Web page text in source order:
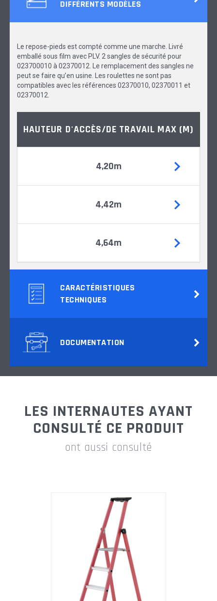
DIFFÉRENTS MODÈLES
Le repose-pieds est compté comme une marche. Livré
emballé sous film avec PLV. 2 sangles de sécurité pour
023700010 à 02370012. Le remplacement des sangles ne
peut se faire qu’en usine. Les roulettes ne sont pas
compatibles avec les références 02370010, 02370011 et
02370012.
HAUTEUR D'ACCÈS/DE TRAVAIL MAX (M)
4,20m
4,42m
4,64m
CARACTÉRISTIQUES
TECHNIQUES
DOCUMENTATION
LES INTERNAUTES AYANT
CONSULTÉ CE PRODUIT
ont aussi consulté